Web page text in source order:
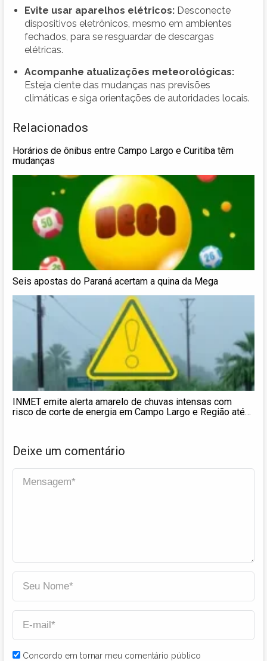
Evite usar aparelhos elétricos: Desconecte
dispositivos eletrônicos, mesmo em ambientes
fechados, para se resguardar de descargas
elétricas.
Acompanhe atualizações meteorológicas:
Esteja ciente das mudanças nas previsões
climáticas e siga orientações de autoridades locais.
Relacionados
Horários de ônibus entre Campo Largo e Curitiba têm
mudanças
Seis apostas do Paraná acertam a quina da Mega
INMET emite alerta amarelo de chuvas intensas com
risco de corte de energia em Campo Largo e Região até
Deixe um comentário
Concordo em tornar meu comentário público